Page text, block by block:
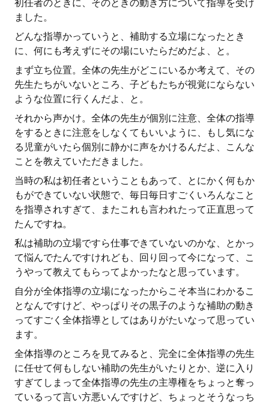
初任者のときに、そのときの動き方について指導を受け
ました。
どんな指導かっていうと、補助する立場になったとき
に、何にも考えずにその場にいたらだめだよ、と。
まず立ち位置。全体の先生がどこにいるか考えて、その
先生たちがいないところ、子どもたちが視覚にならない
ような位置に行くんだよ、と。
それから声かけ。全体の先生が個別に注意、全体の指導
をするときに注意をしなくてもいいように、もし気にな
る児童がいたら個別に静かに声をかけるんだよ、こんな
ことを教えていただきました。
当時の私は初任者ということもあって、とにかく何もか
もができていない状態で、毎日毎日すごくいろんなこと
を指導されすぎて、またこれも言われたって正直思って
たんですね。
私は補助の立場ですら仕事できていないのかな、とかっ
て悩んでたんですけれども、回り回って今になって、こ
うやって教えてもらってよかったなと思っています。
自分が全体指導の立場になったからこそ本当にわかるこ
となんですけど、やっぱりその黒子のような補助の動き
ってすごく全体指導としてはありがたいなって思ってい
ます。
全体指導のところを見てみると、完全に全体指導の先生
に任せて何もしない補助の先生がいたりとか、逆に入り
すぎてしまって全体指導の先生の主導権をちょっと奪っ
ているって言い方悪いんですけど、ちょっとそうなっち